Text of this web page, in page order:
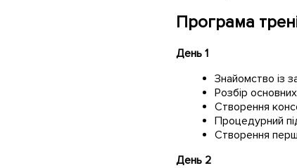
Програма
День 1
Знайомство із
Розбір
Створення
Процедурний
Створення
День 2